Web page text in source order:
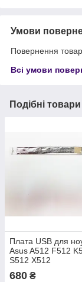
Умови
Повернення
Всі умови
Подібні
Плата USB для
Asus A512 F512
S512 X512
680 ₴